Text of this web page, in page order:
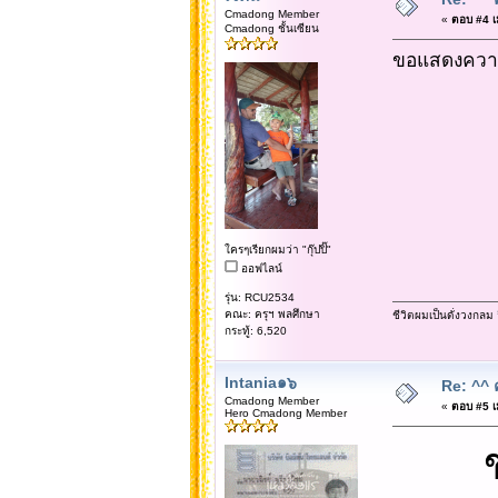
Cmadong Member
Cmadong ชั้นเซียน
ใครๆเรียกผมว่า "กุ๊ปปิ๊"
ออฟไลน์
รุ่น: RCU2534
คณะ: ครุฯ พลศึกษา
กระทู้: 6,520
« ตอบ #4
ขอแสดงคว
ชีวิตผมเป็นดั่งวงกล
Intania๑๖
Cmadong Member
Hero Cmadong Member
Re: ^^
« ตอบ #5